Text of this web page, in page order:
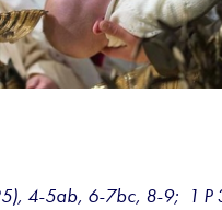
4-5ab, 6-7bc, 8-9; 1